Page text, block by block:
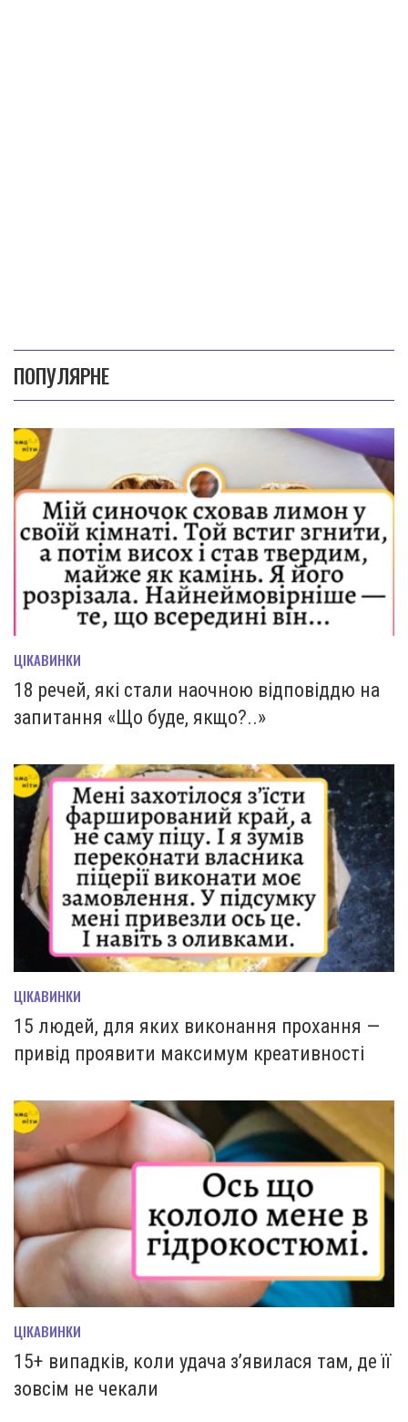
ПОПУЛЯРНЕ
ЦІКАВИНКИ
18 речей, які стали наочною відповіддю на
запитання «Що буде, якщо?..»
ЦІКАВИНКИ
15 людей, для яких виконання прохання —
привід проявити максимум креативності
ЦІКАВИНКИ
15+ випадків, коли удача з’явилася там, де її
зовсім не чекали